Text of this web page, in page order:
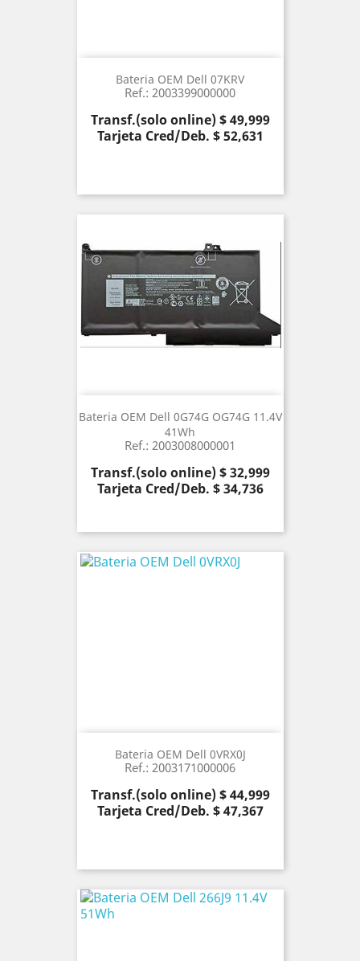
Bateria OEM Dell 07KRV
Ref.: 2003399000000
Precio
Transf.(solo online) $ 49,999
Tarjeta Cred/Deb. $ 52,631
Bateria OEM Dell 0G74G OG74G 11.4V
41Wh
Ref.: 2003008000001
Precio
Transf.(solo online) $ 32,999
Tarjeta Cred/Deb. $ 34,736
Bateria OEM Dell 0VRX0J
Ref.: 2003171000006
Precio
Transf.(solo online) $ 44,999
Tarjeta Cred/Deb. $ 47,367